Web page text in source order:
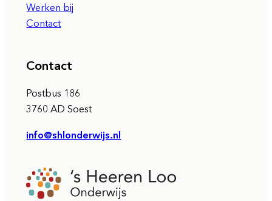
Werken bij
Contact
Contact
Postbus 186
3760 AD Soest
info@shlonderwijs.nl